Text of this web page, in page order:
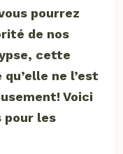
pourrez
de nos
cette
ne l’est
Voici
pour les